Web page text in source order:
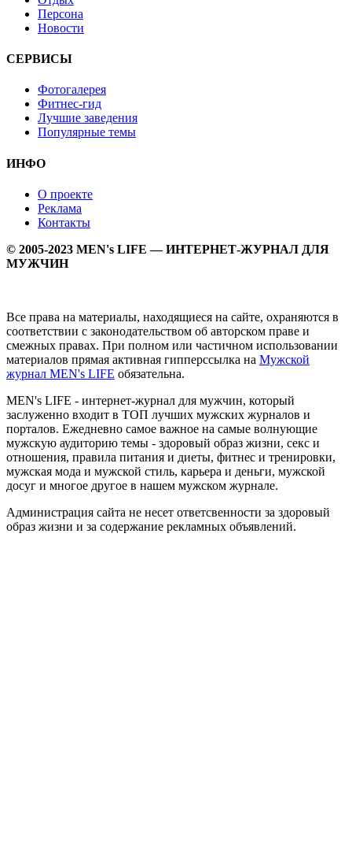
Персона
Новости
СЕРВИСЫ
Фотогалерея
Фитнес-гид
Лучшие заведения
Популярные темы
ИНФО
О проекте
Реклама
Контакты
© 2005-2023 MEN's LIFE — ИНТЕРНЕТ-ЖУРНАЛ ДЛЯ
МУЖЧИН
Все права на материалы, находящиеся на сайте, охраняются в
соответствии с законодательством об авторском праве и
смежных правах. При полном или частичном использовании
материалов прямая активная гипперссылка на Мужской
журнал MEN's LIFE обязательна.
MEN's LIFE - интернет-журнал для мужчин, который
заслуженно входит в ТОП лучших мужских журналов и
порталов. Ежедневно самое важное на самые волнующие
мужскую аудиторию темы - здоровый образ жизни, секс и
отношения, правила питания и диеты, фитнес и тренировки,
мужская мода и мужской стиль, карьера и деньги, мужской
досуг и многое другое в нашем мужском журнале.
Администрация сайта не несет ответсвенности за здоровый
образ жизни и за содержание рекламных объявлений.